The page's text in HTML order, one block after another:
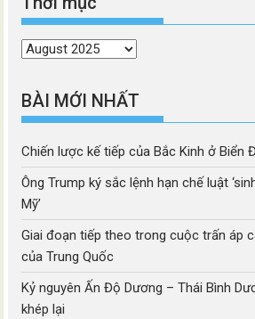
Thời
BÀI MỚI NHẤT
Chiến lược kế tiếp của Bắc Kinh ở Biển
Ông Trump ký sắc lệnh hạn chế luật
Mỹ’
Giai đoạn tiếp theo trong cuộc trấn áp
của Trung Quốc
Kỷ nguyên Ấn Độ Dương – Thái Bình
khép lại